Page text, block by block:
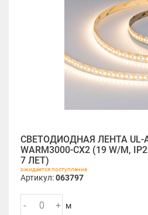
СВЕТОДИОДНАЯ ЛЕНТА UL-
WARM3000-CX2 (19 W/M,
7 ЛЕТ)
ожидается поступление
Артикул:063797
- + м